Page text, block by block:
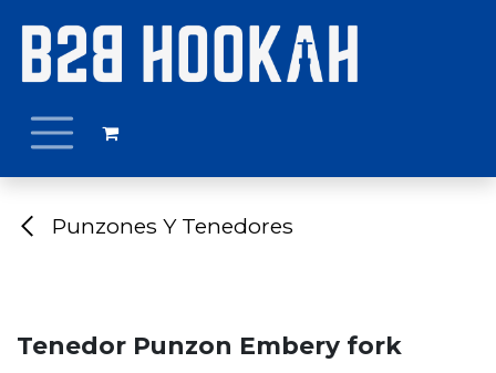
Punzones Y Tenedores
Tenedor Punzon Embery fork